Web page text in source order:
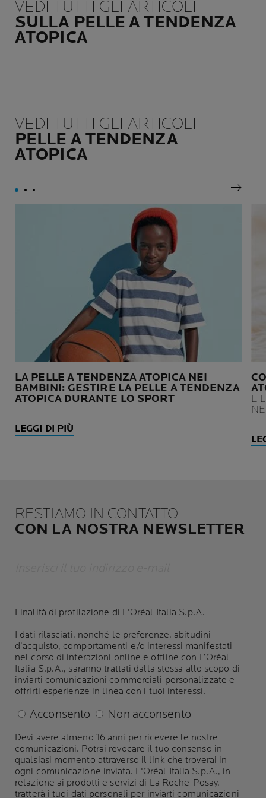
danneggiate o fragilizzate.
VEDI TUTTI GLI ARTICOLI
SULLA PELLE A TENDENZA
ATOPICA
VEDI TUTTI GLI ARTICOLI
PELLE A TENDENZA
ATOPICA
LA PELLE A TENDENZA ATOPICA NEI
BAMBINI: GESTIRE LA PELLE A TENDENZA
ATOPICA DURANTE LO SPORT
LEGGI DI PIÙ
E
RESTIAMO IN CONTATTO
CON LA NOSTRA NEWSLETTER
Finalità di profilazione di L'Oréal Italia S.p.A.
I dati rilasciati, nonché le preferenze, abitudini
d’acquisto, comportamenti e/o interessi manifestati
nel corso di interazioni online e offline con L’Oréal
Italia S.p.A., saranno trattati dalla stessa allo scopo di
inviarti comunicazioni commerciali personalizzate e
offrirti esperienze in linea con i tuoi interessi.
Acconsento Non acconsento
Devi avere almeno 16 anni per ricevere le nostre
comunicazioni. Potrai revocare il tuo consenso in
qualsiasi momento attraverso il link che troverai in
ogni comunicazione inviata. L'Oréal Italia S.p.A., in
relazione ai prodotti e servizi di La Roche-Posay,
tratterà i tuoi dati personali per inviarti comunicazioni